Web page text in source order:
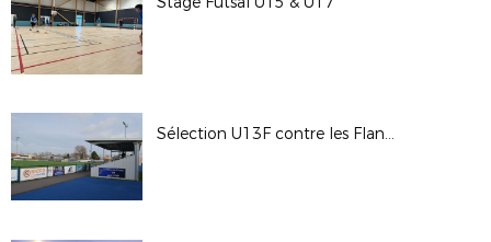
Sélection U13F contre les Flandres